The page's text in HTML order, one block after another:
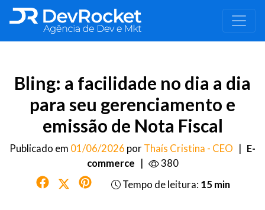
Bling: a facilidade no dia a dia
para seu gerenciamento e
emissão de Nota Fiscal
Publicado em 01/06/2026 porThaís Cristina - CEO | E-
commerce |
380
Tempo de leitura: 15 min